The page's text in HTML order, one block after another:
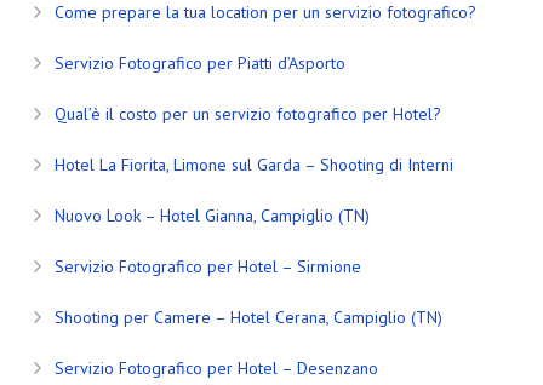
Come prepare la tua location per un servizio fotografico?
Servizio Fotografico per Piatti d’Asporto
Qual’è il costo per un servizio fotografico per Hotel?
Hotel La Fiorita, Limone sul Garda – Shooting di Interni
Nuovo Look – Hotel Gianna, Campiglio (TN)
Servizio Fotografico per Hotel – Sirmione
Shooting per Camere – Hotel Cerana, Campiglio (TN)
Servizio Fotografico per Hotel – Desenzano